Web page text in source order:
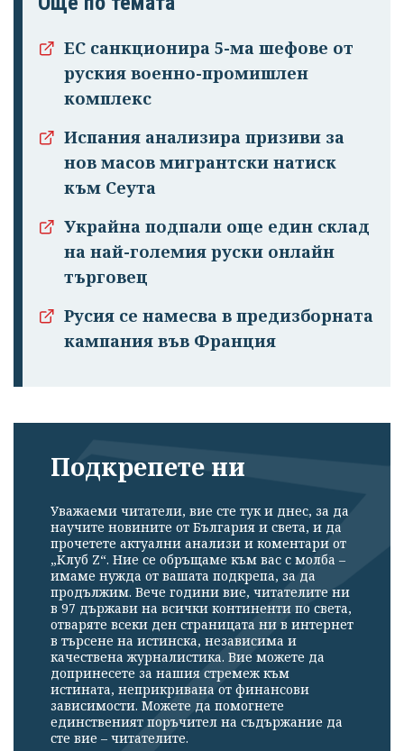
излязохте от
ЕС санкционира 5-ма шефове от
руския военно-промишлен
комплекс
Испания анализира призиви за
нов масов мигрантски натиск
към Сеута
Украйна подпали още един склад
на най-големия руски онлайн
търговец
Русия се намесва в предизборната
кампания във Франция
Подкрепете ни
Уважаеми читатели, вие сте тук и днес, за да
научите новините от България и света, и да
прочетете актуални анализи и коментари от
„Клуб Z“. Ние се обръщаме към вас с молба –
имаме нужда от вашата подкрепа, за да
продължим. Вече години вие, читателите ни
в 97 държави на всички континенти по света,
отваряте всеки ден страницата ни в интернет
в търсене на истинска, независима и
качествена журналистика. Вие можете да
допринесете за нашия стремеж към
истината, неприкривана от финансови
зависимости. Можете да помогнете
единственият поръчител на съдържание да
сте вие – читателите.